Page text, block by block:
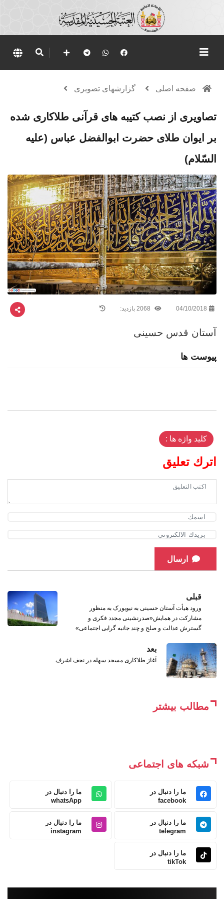
صفحه اصلی گزارشهای تصویری
تصاويرى از نصب کتیبه های قرآنی طلاکاری شده
بر ایوان طلای حضرت ابوالفضل عباس (علیه
السّلام)
04/10/2018
آستان قدس حسینی
پیوست ها
کلید واژه ها :
اترك تعليق
ارسال
قبلی
ورود هیأت آستان حسینی به نیویورک به منظور
مشاركت در همایش«صدرنشینی مجدد فکری و
گسترش عدالت و صلح و چند جانبه گرایی اجتماعی»
بعد
آغاز طلاکاری مسجد سهله در نجف اشرف
مطالب بیشتر
شبکه های اجتماعی
ما را دنبال در
facebook
ما را دنبال در
whatsApp
ما را دنبال در
telegram
ما را دنبال در
instagram
ما را دنبال در
tikTok